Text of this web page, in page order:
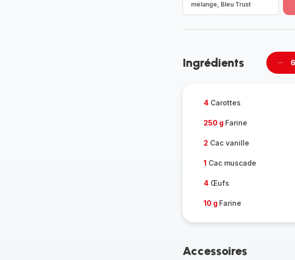
mélange, Bleu Trust
Ingrédients
4Carottes
250 g Farine
2 Cac vanille
1 Cac muscade
4Œufs
10 g Farine
Accessoires